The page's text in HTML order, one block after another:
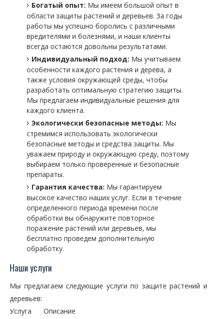
Богатый опыт: Мы имеем большой опыт в
области защиты растений и деревьев. За годы
работы мы успешно боролись с различными
вредителями и болезнями, и наши клиенты
всегда остаются довольны результатами.
Индивидуальный подход: Мы учитываем
особенности каждого растения и дерева, а
также условия окружающей среды, чтобы
разработать оптимальную стратегию защиты.
Мы предлагаем индивидуальные решения для
каждого клиента.
Экологически безопасные методы: Мы
стремимся использовать экологически
безопасные методы и средства защиты. Мы
уважаем природу и окружающую среду, поэтому
выбираем только проверенные и безопасные
препараты.
Гарантия качества: Мы гарантируем
высокое качество наших услуг. Если в течение
определенного периода времени после
обработки вы обнаружите повторное
поражение растений или деревьев, мы
бесплатно проведем дополнительную
обработку.
Наши услуги
Мы предлагаем следующие услуги по защите растений и
деревьев:
Услуга
Описание